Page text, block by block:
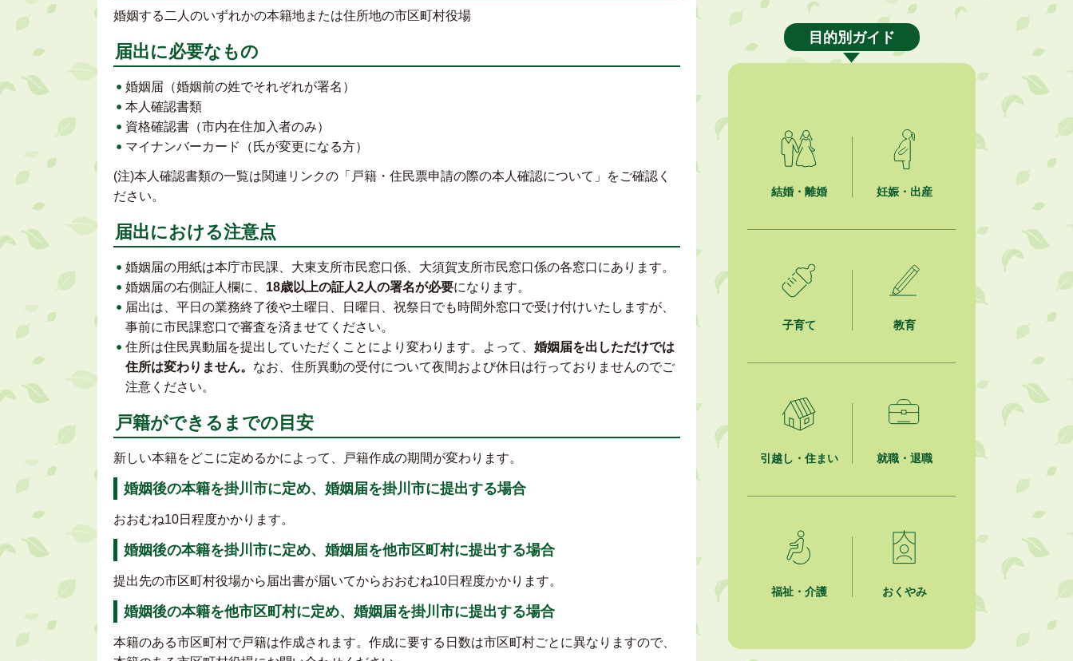
婚姻する二人のいずれかの本籍地または住所地の市区町村役場
届出に必要なもの
婚姻届（婚姻前の姓でそれぞれが署名）
本人確認書類
資格確認書（市内在住加入者のみ）
マイナンバーカード（氏が変更になる方）
(注)本人確認書類の一覧は関連リンクの「戸籍・住民票申請の際の本人確認について」をご確認く
ださい。
届出における注意点
婚姻届の用紙は本庁市民課、大東支所市民窓口係、大須賀支所市民窓口係の各窓口にあります。
婚姻届の右側証人欄に、 18歳以上の証人2人の署名が必要になります。
届出は、平日の業務終了後や土曜日、日曜日、祝祭日でも時間外窓口で受け付けいたしますが、
事前に市民課窓口で審査を済ませてください。
住所は住民異動届を提出していただくことにより変わります。よって、 婚姻届を出しただけでは
住所は変わりません。 なお、住所異動の受付について夜間および休日は行っておりませんのでご
注意ください。
戸籍ができるまでの目安
新しい本籍をどこに定めるかによって、戸籍作成の期間が変わります。
婚姻後の本籍を掛川市に定め、婚姻届を掛川市に提出する場合
おおむね10日程度かかります。
婚姻後の本籍を掛川市に定め、婚姻届を他市区町村に提出する場合
提出先の市区町村役場から届出書が届いてからおおむね10日程度かかります。
婚姻後の本籍を他市区町村に定め、婚姻届を掛川市に提出する場合
本籍のある市区町村で戸籍は作成されます。作成に要する日数は市区町村ごとに異なりますので、
2026年8月7日
「掛川の教育<統計書>」について
2026年8月6日
2026年8月6日
熱中症対策「クーリングシェルタ
ー」の設置について
2026年8月6日
「お茶を知る・体験する講座」を開
催します
2026年8月5日
2026年8月5日
掛川市広告入り窓口封筒無償提供者
2026年8月4日
2026年8月4日
市民の勇気ある応急手当に感謝状を
贈呈しました
2026年8月4日
2026年8月3日
目的別ガイド
結婚・離婚 妊娠・出産
子育て 教育
引越し・住まい 就職・退職
福祉・介護 おくやみ